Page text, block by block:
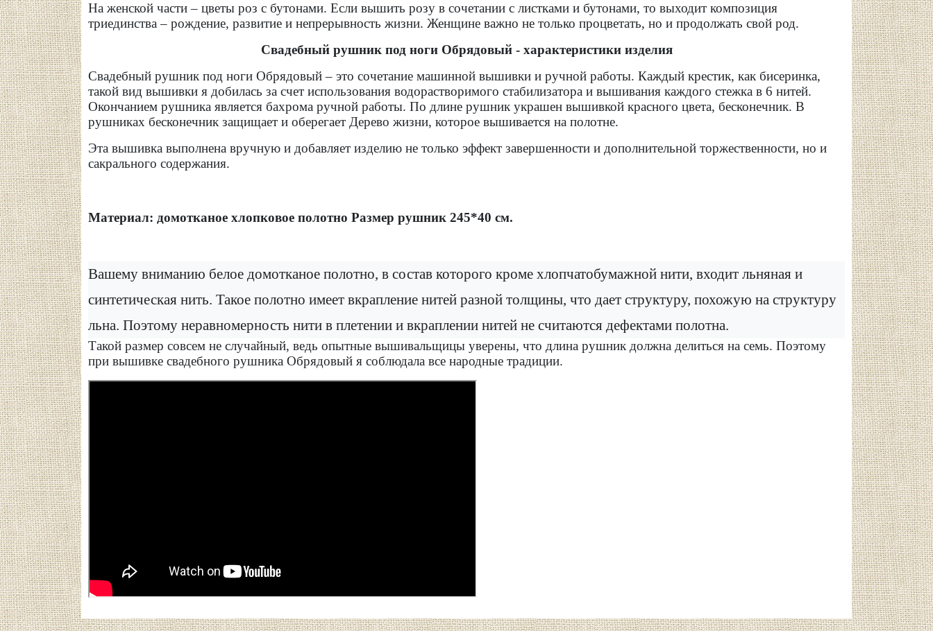
На женской части – цветы роз с бутонами. Если вышить розу в сочетании с листками и бутонами, то выходит композиция
триединства – рождение, развитие и непрерывность жизни. Женщине важно не только процветать, но и продолжать свой род.
Свадебный рушник под ноги Обрядовый - характеристики изделия
Свадебный рушник под ноги Обрядовый – это сочетание машинной вышивки и ручной работы. Каждый крестик, как бисеринка,
такой вид вышивки я добилась за счет использования водорастворимого стабилизатора и вышивания каждого стежка в 6 нитей.
Окончанием рушника является бахрома ручной работы. По длине рушник украшен вышивкой красного цвета, бесконечник. В
рушниках бесконечник защищает и оберегает Дерево жизни, которое вышивается на полотне.
Эта вышивка выполнена вручную и добавляет изделию не только эффект завершенности и дополнительной торжественности, но и
сакрального содержания.
Материал: домотканое хлопковое полотно Размер рушник 245*40 см.
Вашему вниманию белое домотканое полотно, в состав которого кроме хлопчатобумажной нити, входит льняная и
синтетическая нить. Такое полотно имеет вкрапление нитей разной толщины, что дает структуру, похожую на структуру
льна. Поэтому неравномерность нити в плетении и вкраплении нитей не считаются дефектами полотна.
Такой размер совсем не случайный, ведь опытные вышивальщицы уверены, что длина рушник должна делиться на семь. Поэтому
при вышивке свадебного рушника Обрядовый я соблюдала все народные традиции.